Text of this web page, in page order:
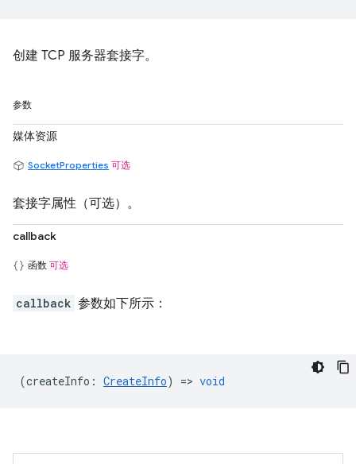
创建 TCP 服务器套接字。
参数
媒体资源
SocketProperties 可选
套接字属性（可选）。
callback
函数 可选
callback 参数如下所示：
(createInfo : CreateInfo) => void